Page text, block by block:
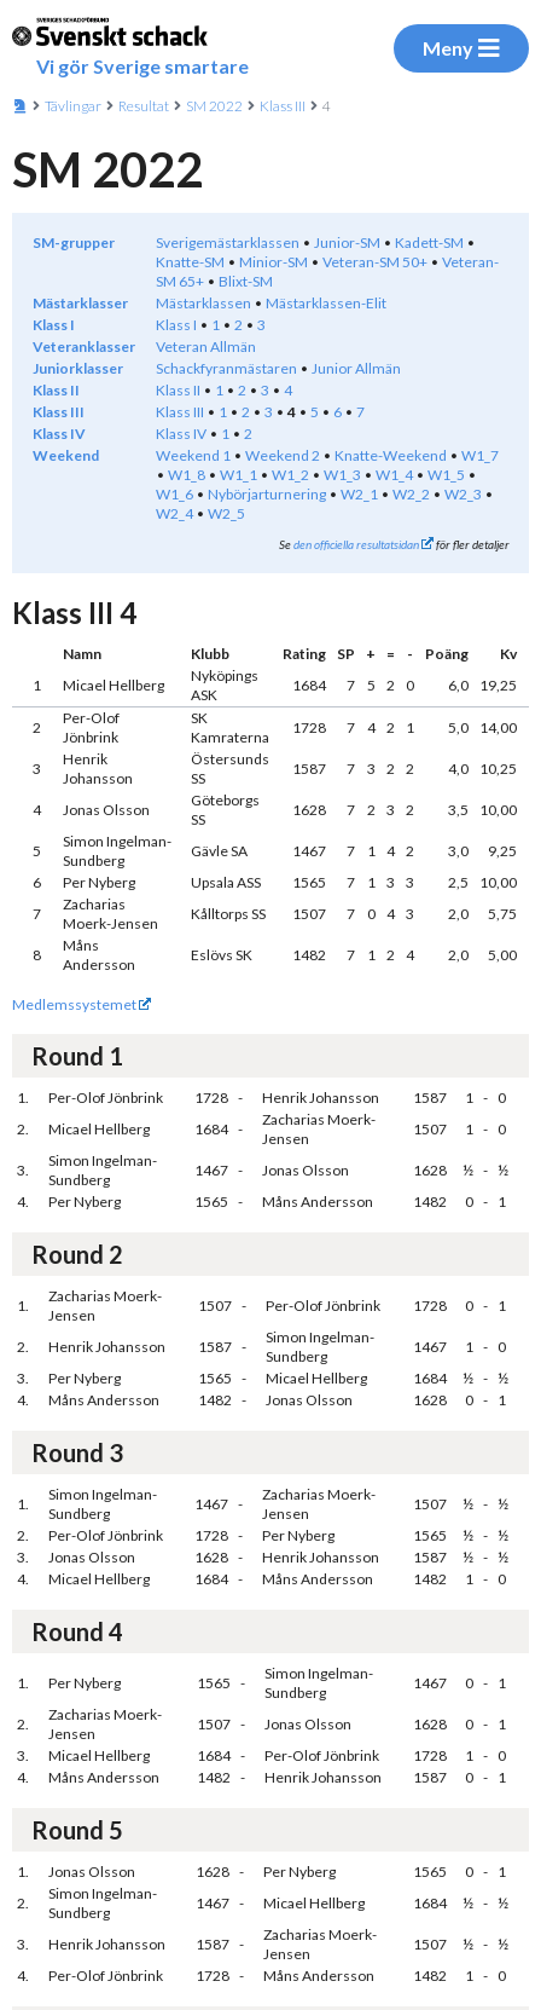
Vi gör Sverige smartare
Meny
Tävlingar Resultat SM 2022 Klass III 4
SM 2022
SM-grupper Sverigemästarklassen Junior-SM
Kadett-SM
Knatte-SM
Minior-SM Veteran-SM 50+
Veteran-
SM 65+
Blixt-SM
Mästarklasser
Mästarklassen
Mästarklassen-Elit
Klass I
Klass I 1 2
3
Veteranklasser
Veteran Allmän
Juniorklasser
Schackfyranmästaren
Junior Allmän
Klass II
Klass II 1 2 3
4
Klass III
Klass III 1 2 3 4 5 6
7
Klass IV
Klass IV 1
2
Weekend
Weekend 1 Weekend 2 Knatte-Weekend
W1_7
W1_8
W1_1 W1_2 W1_3 W1_4
W1_5
W1_6
Nybörjarturnering W2_1 W2_2
W2_3
W2_4
W2_5
Seden officiella resultatsidan för fler detaljer
Klass III 4
Namn Klubb Rating SP + = - Poäng
Kv
1
Micael Hellberg
Nyköpings
ASK
1684 7 5 2 0 6,0 19,25
2
Per-Olof
Jönbrink
SK
Kamraterna
1728 7 4 2 1 5,0 14,00
3
Henrik
Johansson
Östersunds
SS
1587 7 3 2 2 4,0 10,25
4 Jonas Olsson
Göteborgs
SS
1628 7 2 3 2 3,5 10,00
5
Simon Ingelman-
Sundberg
Gävle SA 1467 7 1 4 2 3,0
9,25
6
Per Nyberg Upsala ASS 1565 7 1 3 3 2,5
10,00
7
Zacharias
Moerk-Jensen
Kålltorps SS 1507 7 0 4 3 2,0 5,75
8
Måns
Andersson
Eslövs SK 1482 7 1 2 4 2,0 5,00
Medlemssystemet
Round 1
1. Per-Olof Jönbrink 1728 - Henrik Johansson 1587 1 - 0
2.
Micael Hellberg 1684 -
Zacharias Moerk-
Jensen
1507 1 - 0
3.
Simon Ingelman-
Sundberg
1467 - Jonas Olsson 1628 ½ - ½
4.
Per Nyberg 1565 - Måns Andersson 1482 0 - 1
Round 2
1.
Zacharias Moerk-
Jensen
1507 - Per-Olof Jönbrink 1728 0 - 1
2. Henrik Johansson 1587 -
Simon Ingelman-
Sundberg
1467 1 - 0
3.
Per Nyberg 1565 - Micael Hellberg 1684 ½ - ½
4.
Måns Andersson 1482 - Jonas Olsson 1628 0 - 1
Round 3
1.
Simon Ingelman-
Sundberg
1467 -
Zacharias Moerk-
Jensen
1507 ½ - ½
2.
Per-Olof Jönbrink 1728 - Per Nyberg 1565 ½ - ½
3.
Jonas Olsson 1628 - Henrik Johansson 1587 ½ - ½
4.
Micael Hellberg 1684 - Måns Andersson 1482 1 - 0
Round 4
1. Per Nyberg 1565 -
Simon Ingelman-
Sundberg
1467 0 - 1
2.
Zacharias Moerk-
Jensen
1507 - Jonas Olsson 1628 0 - 1
3.
Micael Hellberg 1684 - Per-Olof Jönbrink 1728 1 - 0
4.
Måns Andersson 1482 - Henrik Johansson 1587 0 - 1
Round 5
1. Jonas Olsson 1628 - Per Nyberg 1565 0 - 1
2.
Simon Ingelman-
Sundberg
1467 - Micael Hellberg 1684 ½ - ½
3. Henrik Johansson 1587 -
Zacharias Moerk-
Jensen
1507 ½ - ½
4.
Per-Olof Jönbrink 1728 - Måns Andersson 1482 1 - 0